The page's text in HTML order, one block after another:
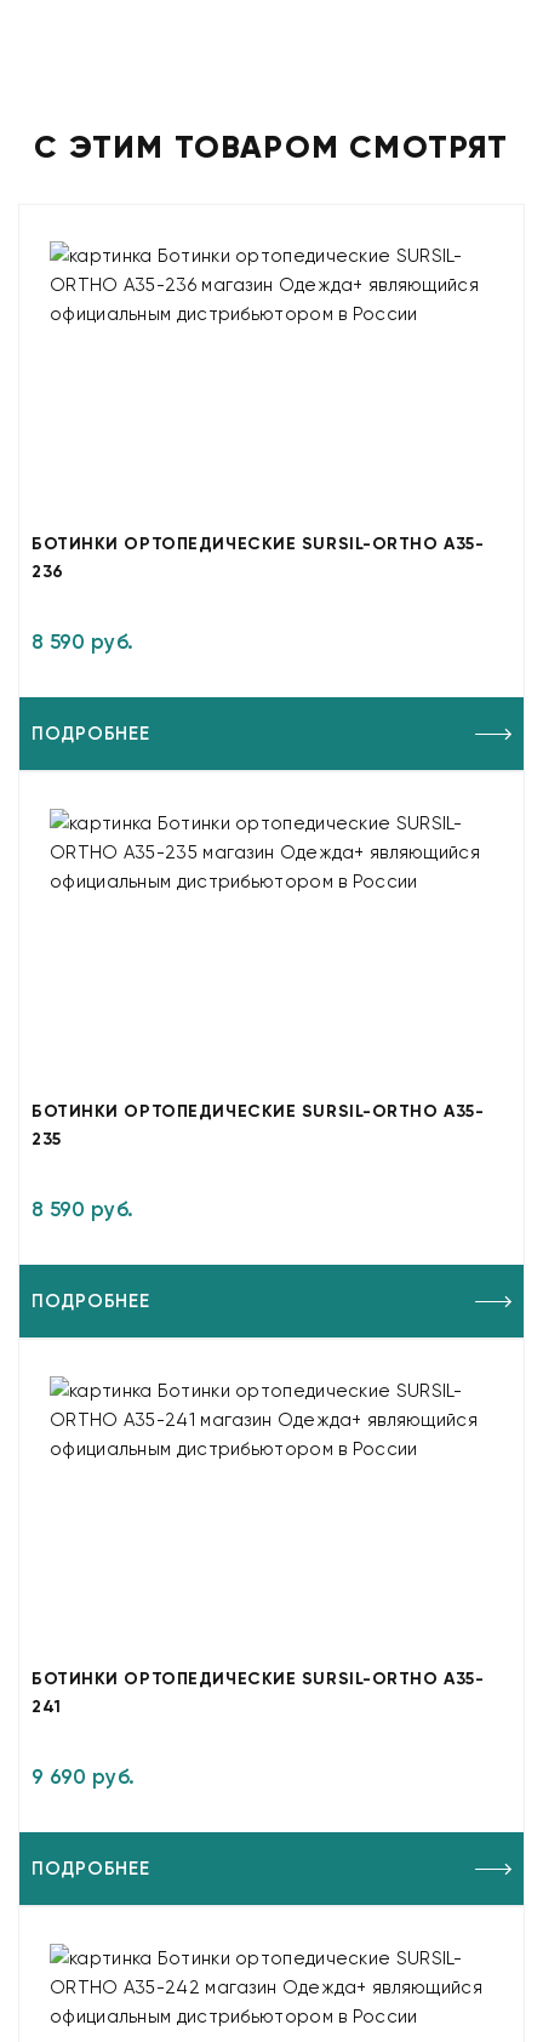
С ЭТИМ ТОВАРОМ СМОТРЯТ
БОТИНКИ ОРТОПЕДИЧЕСКИЕ SURSIL-ORTHO A35-
236
8 590 руб.
ПОДРОБНЕЕ
БОТИНКИ ОРТОПЕДИЧЕСКИЕ SURSIL-ORTHO A35-
235
8 590 руб.
ПОДРОБНЕЕ
БОТИНКИ ОРТОПЕДИЧЕСКИЕ SURSIL-ORTHO A35-
241
9 690 руб.
ПОДРОБНЕЕ